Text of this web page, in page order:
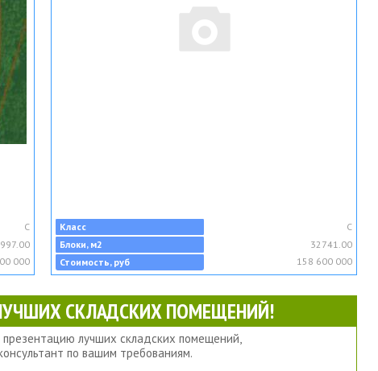
C
000
Класс
C
Блоки, м2
32741.00
Стоимость, руб
158 600 000
СКЛАДСКИХ ПОМЕЩЕНИЙ!
презентацию лучших складских помещений,
по вашим требованиям.